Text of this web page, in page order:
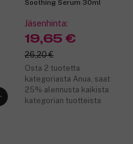
Soothing Serum 30ml
Jäsenhinta:
19,65 €
26,20 €
Osta 2 tuotetta
kategoriasta Anua, saat
25% alennusta kaikista
kategorian tuotteista